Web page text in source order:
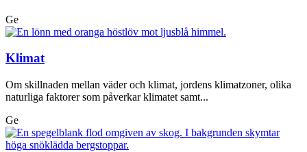
Ge
Klimat
Om skillnaden mellan väder och klimat, jordens klimatzoner, olika
naturliga faktorer som påverkar klimatet samt...
Ge